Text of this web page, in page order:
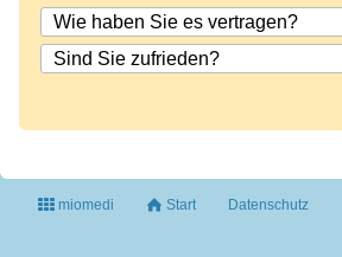
miomedi Start Datenschutz